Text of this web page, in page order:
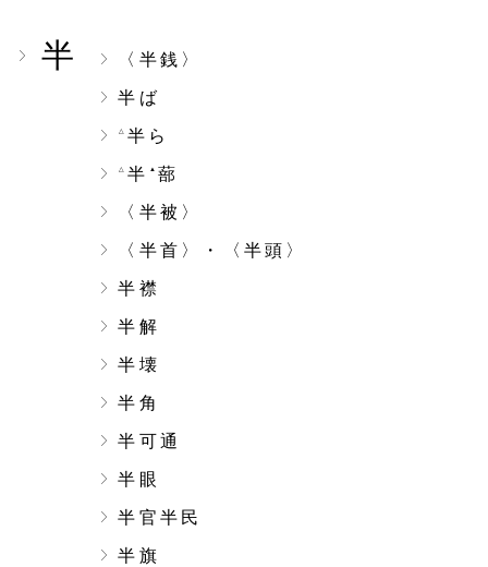
半
〈半銭〉
半ば
△ 半ら
△ 半 ▲蔀
〈半被〉
〈半首〉・〈半頭〉
半襟
半解
半壊
半角
半可通
半眼
半官半民
半旗